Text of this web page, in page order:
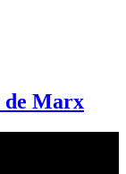
de Marx